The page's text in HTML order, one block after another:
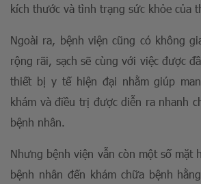
kích thước và tình trạng sức khỏe của
Ngoài ra, bệnh viện cũng có không
rộng rãi, sạch sẽ cùng với việc được
thiết bị y tế hiện đại nhằm giúp
khám và điều trị được diễn ra nhanh
bệnh nhân.
Nhưng bệnh viện vẫn còn một số mặt
bệnh nhân đến khám chữa bệnh